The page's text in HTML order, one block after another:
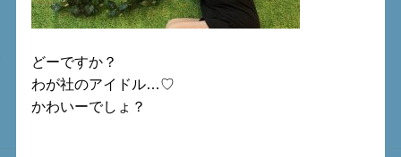
どーですか？
わが社のアイドル…♡
かわいーでしょ？